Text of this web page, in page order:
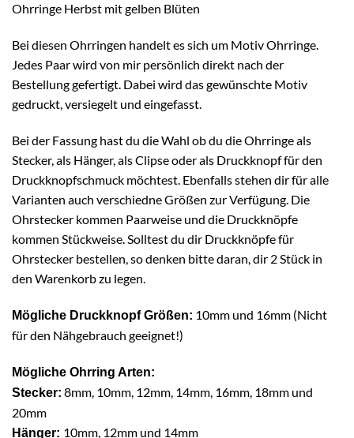
Ohrringe Herbst mit gelben Blüten
Bei diesen Ohrringen handelt es sich um Motiv Ohrringe.
Jedes Paar wird von mir persönlich direkt nach der
Bestellung gefertigt. Dabei wird das gewünschte Motiv
gedruckt, versiegelt und eingefasst.
Bei der Fassung hast du die Wahl ob du die Ohrringe als
Stecker, als Hänger, als Clipse oder als Druckknopf für den
Druckknopfschmuck möchtest. Ebenfalls stehen dir für alle
Varianten auch verschiedne Größen zur Verfügung. Die
Ohrstecker kommen Paarweise und die Druckknöpfe
kommen Stückweise. Solltest du dir Druckknöpfe für
Ohrstecker bestellen, so denken bitte daran, dir 2 Stück in
den Warenkorb zu legen.
Mögliche Druckknopf Größen: 10mm und 16mm (Nicht
für den Nähgebrauch geeignet!)
Mögliche Ohrring Arten:
Stecker: 8mm, 10mm, 12mm, 14mm, 16mm, 18mm und
20mm
Hänger: 10mm, 12mm und 14mm